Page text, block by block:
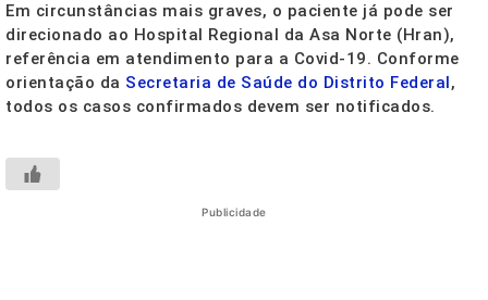
Em circunstâncias mais graves, o paciente já pode ser
direcionado ao Hospital Regional da Asa Norte (Hran),
referência em atendimento para a Covid-19. Conforme
orientação da Secretaria de Saúde do Distrito Federal,
todos os casos confirmados devem ser notificados.
Publicidade